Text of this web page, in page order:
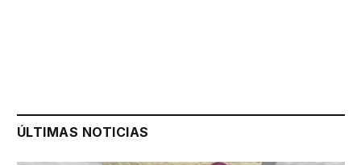
ÚLTIMAS NOTICIAS